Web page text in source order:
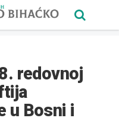
redovnoj
u Bosni i